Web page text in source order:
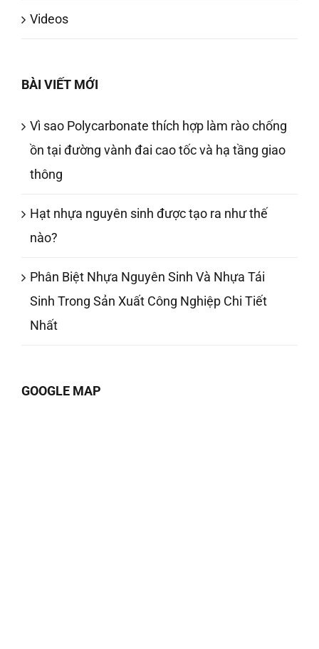
Videos
BÀI VIẾT MỚI
Vì sao Polycarbonate thích hợp làm rào chống
ồn tại đường vành đai cao tốc và hạ tầng giao
thông
Hạt nhựa nguyên sinh được tạo ra như thế
nào?
Phân Biệt Nhựa Nguyên Sinh Và Nhựa Tái
Sinh Trong Sản Xuất Công Nghiệp Chi Tiết
Nhất
GOOGLE MAP